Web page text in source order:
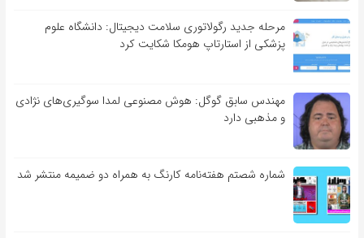
مرحله جدید رگولاتوری سلامت دیجیتال: دانشگاه علوم
پزشکی از استارتاپ هومکا شکایت کرد
مهندس سابق گوگل: هوش مصنوعی لمدا سوگیری‌های نژادی
و مذهبی دارد
شماره شصتم هفته‌نامه کارنگ به همراه دو ضمیمه منتشر شد